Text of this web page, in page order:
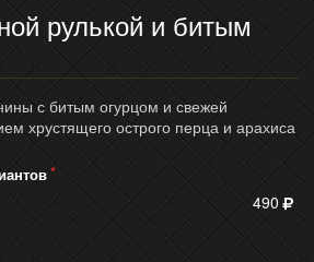
рулькой и битым
с битым огурцом и свежей
хрустящего острого перца и арахиса
490